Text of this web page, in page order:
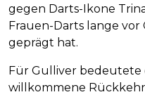
gegen Darts-Ikone
Frauen-Darts lange vor
geprägt hat.
Für Gulliver bedeutete
willkommene